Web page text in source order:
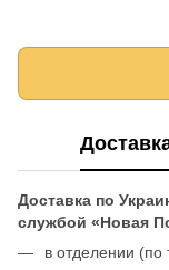
Доставка по
службой «Новая
в отделении (по